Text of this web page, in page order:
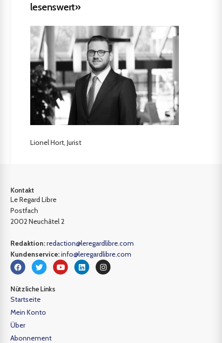
lesenswert»
Lionel Hort, Jurist
Kontakt
Le Regard Libre
Postfach
2002 Neuchâtel 2
Redaktion:redaction@leregardlibre.com
Kundenservice:info@leregardlibre.com
Nützliche Links
Startseite
Mein Konto
Über
Abonnement